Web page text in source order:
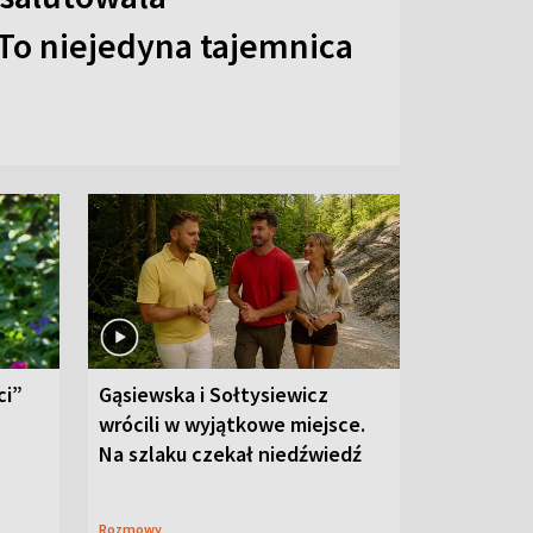
niejedyna tajemnica
Gąsiewska i Sołtysiewicz
wrócili w wyjątkowe miejsce.
Na szlaku czekał niedźwiedź
Rozmowy